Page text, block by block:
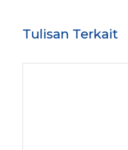
Tulisan Terkait